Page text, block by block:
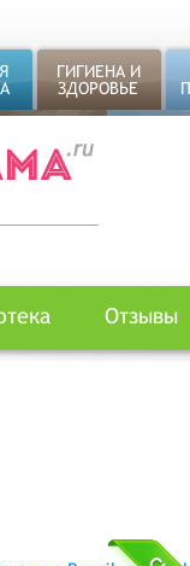
ГИГИЕНА И
ЗДОРОВЬЕ
Отзывы